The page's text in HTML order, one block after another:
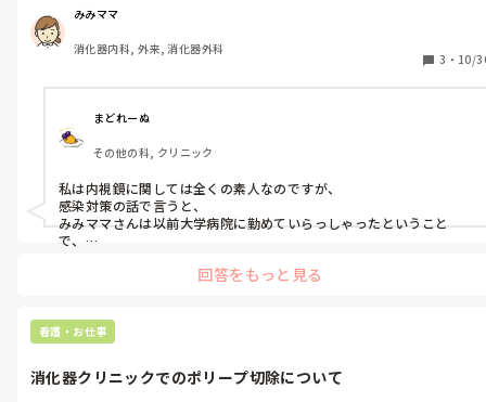
しています。感染リスクがあるように思って気持ちが悪いのです
がどこもそんなものなんでしょうか…
みみママ
消化器内科, 外来, 消化器外科
3 ・ 10/
まどれーぬ
その他の科, クリニック
私は内視鏡に関しては全くの素人なのですが、
感染対策の話で言うと、
みみママさんは以前大学病院に勤めていらっしゃったということ
で、
クリニックのテキトーさには驚くことばかりじゃないですか？😥
色んなギャップにびっくりしましたꙨꙻꙨꙻ
建物も体制も古いところだったというのもありますが（牛耳ってる
回答をもっと見る
看護・お仕事
消化器クリニックでのポリープ切除について